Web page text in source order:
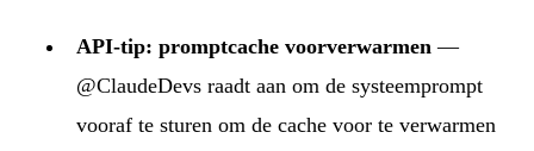
API-tip: promptcache voorverwarmen —
@ClaudeDevs raadt aan om de systeemprompt
vooraf te sturen om de cache voor te verwarmen